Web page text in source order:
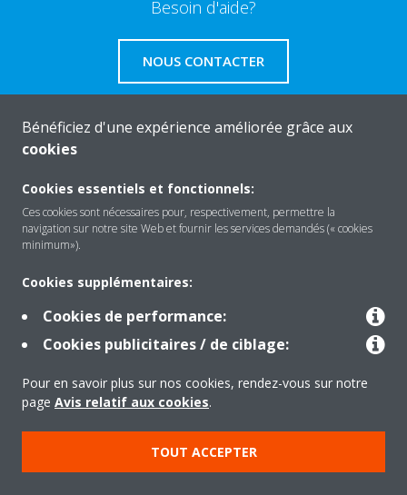
Besoin d'aide?
NOUS CONTACTER
Solutions
Contact
Products
Copyright © Daikin
Mentions légales
Avis relatif aux cookies
Bénéficiez d'une expérience améliorée grâce aux
cookies
Cookies essentiels et fonctionnels:
Ces cookies sont nécessaires pour, respectivement, permettre la
navigation sur notre site Web et fournir les services demandés (« cookies
minimum»).
Cookies supplémentaires:
Cookies de performance:
Cookies publicitaires / de ciblage:
Pour en savoir plus sur nos cookies, rendez-vous sur notre
page Avis relatif aux cookies.
TOUT ACCEPTER